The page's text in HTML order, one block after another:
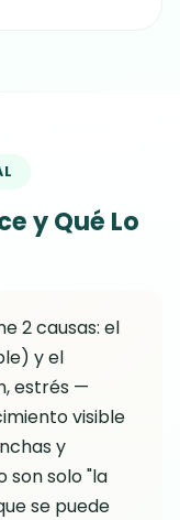
y Qué Lo
2 causas: el
y el
estrés —
visible
y
son solo "la
se puede